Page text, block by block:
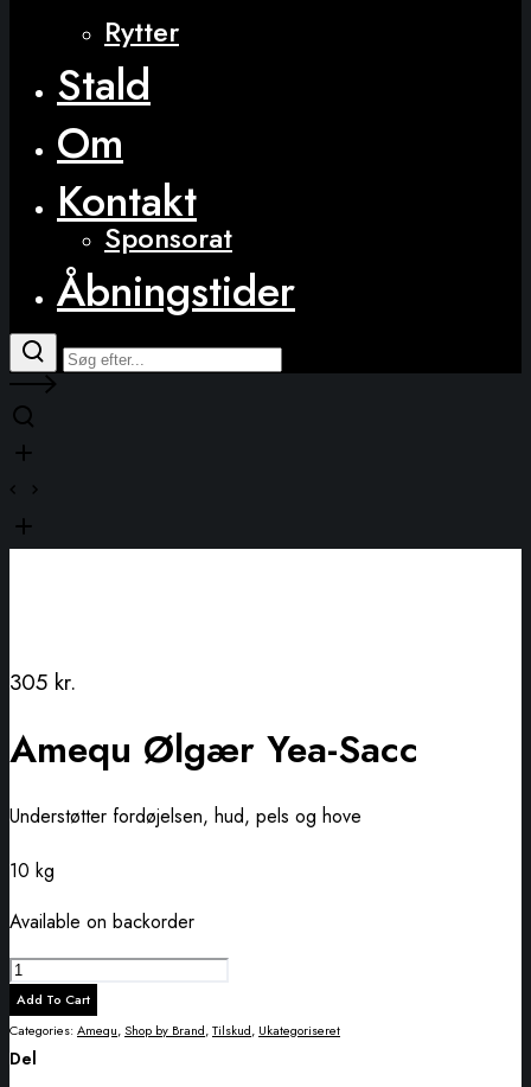
Rytter
Stald
Om
Kontakt
Sponsorat
Åbningstider
305 kr.
Amequ Ølgær Yea-Sacc
Understøtter fordøjelsen, hud, pels og hove
10 kg
Available on backorder
Amequ
Ølgær
Yea-
Sacc
Add To Cart
Categories:Amequ,Shop by Brand,Tilskud, Ukategoriseret
Del